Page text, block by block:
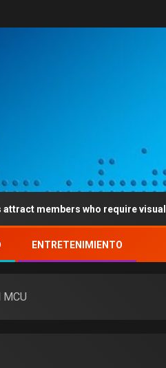
require visually rich
ENTRETENIMIENTO